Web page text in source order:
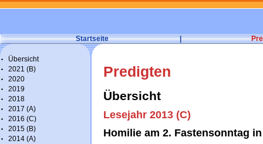
Startseite |
Übersicht
2021 (B)
2020
2019
2018
2017 (A)
2016 (C)
2015 (B)
2014 (A)
Predigten
Übersicht
Lesejahr 2013 (C)
Homilie am 2. Fastensonntag